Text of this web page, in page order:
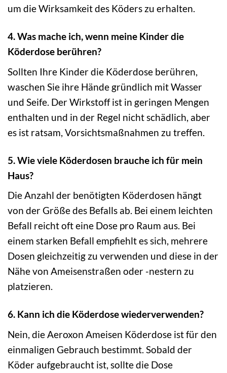
um die Wirksamkeit des Köders zu erhalten.
4. Was mache ich, wenn meine Kinder die
Köderdose berühren?
Sollten Ihre Kinder die Köderdose berühren,
waschen Sie ihre Hände gründlich mit Wasser
und Seife. Der Wirkstoff ist in geringen Mengen
enthalten und in der Regel nicht schädlich, aber
es ist ratsam, Vorsichtsmaßnahmen zu treffen.
5. Wie viele Köderdosen brauche ich für mein
Haus?
Die Anzahl der benötigten Köderdosen hängt
von der Größe des Befalls ab. Bei einem leichten
Befall reicht oft eine Dose pro Raum aus. Bei
einem starken Befall empfiehlt es sich, mehrere
Dosen gleichzeitig zu verwenden und diese in der
Nähe von Ameisenstraßen oder -nestern zu
platzieren.
6. Kann ich die Köderdose wiederverwenden?
Nein, die Aeroxon Ameisen Köderdose ist für den
einmaligen Gebrauch bestimmt. Sobald der
Köder aufgebraucht ist, sollte die Dose